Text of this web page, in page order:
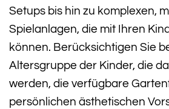
Setups bis hin zu komplexen,
Spielanlagen, die mit Ihren
können. Berücksichtigen Sie
Altersgruppe der Kinder, die
werden, die verfügbare
persönlichen ästhetischen